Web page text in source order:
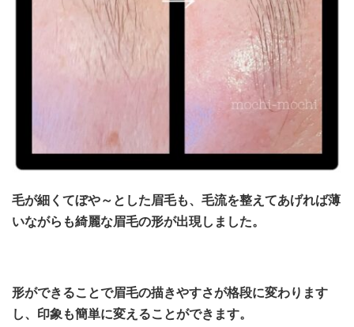
毛が細くてぼや～とした眉毛も、毛流を整えてあげれば薄
いながらも綺麗な眉毛の形が出現しました。
形ができることで眉毛の描きやすさが格段に変わります
し、印象も簡単に変えることができます。